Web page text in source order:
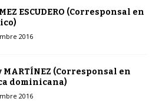
ESCUDERO (Corresponsal en
2016
MARTÍNEZ (Corresponsal en
dominicana)
2016